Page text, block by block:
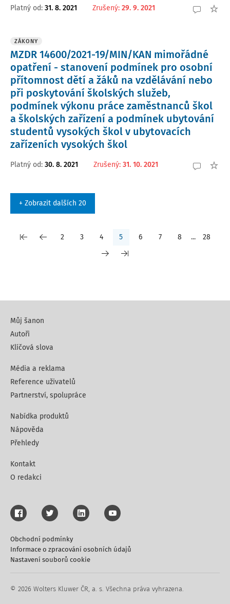
Platný od: 31. 8. 2021 Zrušený: 29. 9. 2021
ZÁKONY
MZDR 14600/2021-19/MIN/KAN mimořádné
opatření - stanovení podmínek pro osobní
přítomnost dětí a žáků na vzdělávání nebo
při poskytování školských služeb,
podmínek výkonu práce zaměstnanců škol
a školských zařízení a podmínek ubytování
studentů vysokých škol v ubytovacích
zařízeních vysokých škol
Platný od: 30. 8. 2021 Zrušený: 31. 10. 2021
+ Zobrazit dalších 20
2 3 4 5 6 7 8 ... 28
Můj šanon
Autoři
Klíčová slova
Média a reklama
Reference uživatelů
Partnerství, spolupráce
Nabídka produktů
Nápověda
Přehledy
Kontakt
O redakci
© 2026 Wolters Kluwer ČR, a. s. Všechna práva vyhrazena.
Obchodní podmínky
Informace o zpracování osobních údajů
Nastavení souborů cookie